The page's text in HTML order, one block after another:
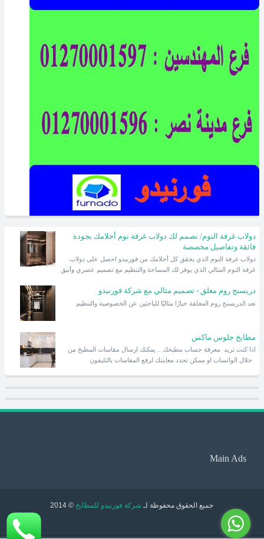
دولاب غرفة النوم/ نصمم لك دولاب غرفة نوم أحلامك بجودة
فائقة وتفاصيل مخصصة
غرفة النوم المثالي الذي يوفر لك المساحة والتنظيم مع تصميم عصري وأنيق
دريسنج روم مغلق - تصميم مثالي مع شركة فورنيدو
تعد الدريسنج روم المغلقة خيارًا مثاليًا للباحثين عن الخصوصية والتنظيم
مطابخ جلوس ماكس
اذا كنت تريد معرفة حساب مطبخك .. يمكنك ارسال مقاسات المطبخ من
Main Ads
جميع الحقوق محفوظة لـ شركة فورنيدو للمطابخ © 2014